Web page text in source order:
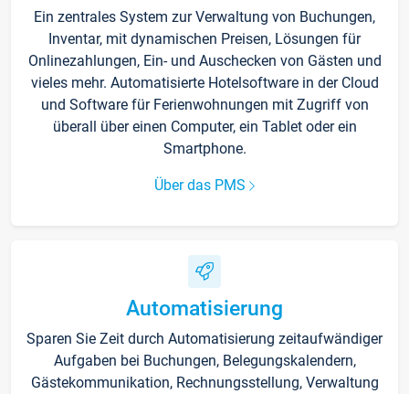
Ein zentrales System zur Verwaltung von Buchungen,
Inventar, mit dynamischen Preisen, Lösungen für
Onlinezahlungen, Ein- und Auschecken von Gästen und
vieles mehr. Automatisierte Hotelsoftware in der Cloud
und Software für Ferienwohnungen mit Zugriff von
überall über einen Computer, ein Tablet oder ein
Smartphone.
Über das PMS
Automatisierung
Sparen Sie Zeit durch Automatisierung zeitaufwändiger
Aufgaben bei Buchungen, Belegungskalendern,
Gästekommunikation, Rechnungsstellung, Verwaltung